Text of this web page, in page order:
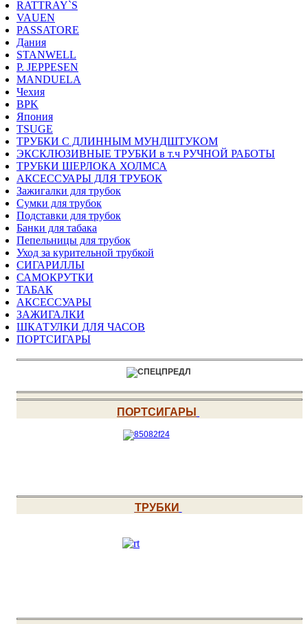
RATTRAY`S
VAUEN
PASSATORE
Дания
STANWELL
P. JEPPESEN
MANDUELA
Чехия
BPK
Япония
TSUGE
ТРУБКИ С ДЛИННЫМ МУНДШТУКОМ
ЭКСКЛЮЗИВНЫЕ ТРУБКИ в т.ч РУЧНОЙ РАБОТЫ
ТРУБКИ ШЕРЛОКА ХОЛМСА
АКСЕССУАРЫ ДЛЯ ТРУБОК
Зажигалки для трубок
Сумки для трубок
Подставки для трубок
Банки для табака
Пепельницы для трубок
Уход за курительной трубкой
СИГАРИЛЛЫ
САМОКРУТКИ
ТАБАК
АКСЕССУАРЫ
ЗАЖИГАЛКИ
ШКАТУЛКИ ДЛЯ ЧАСОВ
ПОРТСИГАРЫ
ПОРТСИГАРЫ
ТРУБКИ